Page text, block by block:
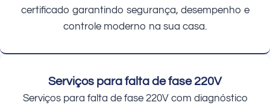
certificado garantindo segurança, desempenho e
controle moderno na sua casa.
Serviços para falta de fase 220V
Serviços para falta de fase 220V com diagnóstico